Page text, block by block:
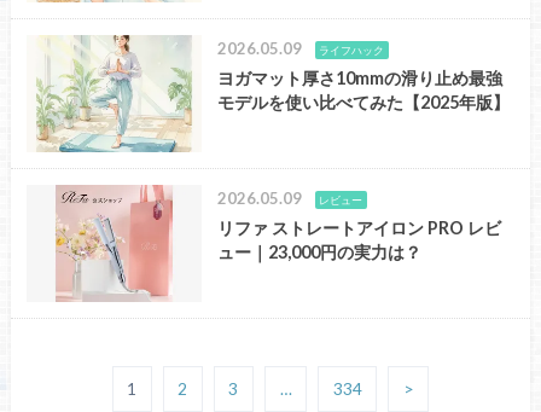
2026.05.09 ライフハック
ヨガマット厚さ10mmの滑り止め最強
モデルを使い比べてみた【2025年版】
2026.05.09 レビュー
リファ ストレートアイロン PRO レビ
ュー｜23,000円の実力は？
1 2 3 … 334 >